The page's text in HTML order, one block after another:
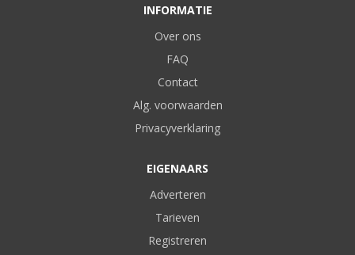
INFORMATIE
Over ons
FAQ
Contact
Alg. voorwaarden
Privacyverklaring
EIGENAARS
Adverteren
Tarieven
Registreren